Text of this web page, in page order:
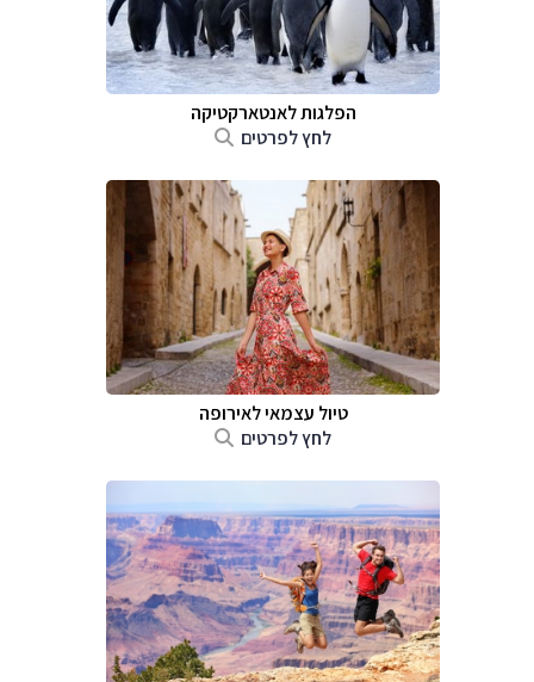
הפלגות לאנטארקטיקה
לחץ לפרטים
טיול עצמאי לאירופה
לחץ לפרטים